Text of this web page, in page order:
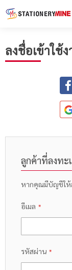
ลงชื่อเข้าใช้
ลูกค้าที่ลงทะ
หากคุณมีบัญชีให้
อีเมล
รหัสผ่าน